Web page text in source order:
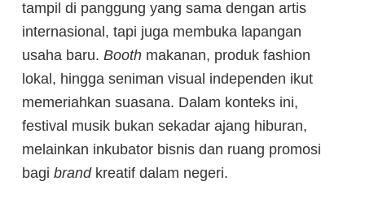
tampil di panggung yang sama dengan artis
internasional, tapi juga membuka lapangan
usaha baru. Booth makanan, produk fashion
lokal, hingga seniman visual independen ikut
memeriahkan suasana. Dalam konteks ini,
festival musik bukan sekadar ajang hiburan,
melainkan inkubator bisnis dan ruang promosi
bagi brandkreatif dalam negeri.